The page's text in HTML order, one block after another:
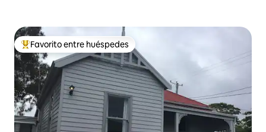
Favorito entre huéspedes preferido
Favorito entre huéspedes